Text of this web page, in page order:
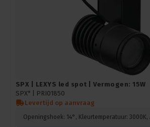
SPX | LEXYS led spot | Vermogen: 15W
SPX* |
PRI01850
Levertijd op aanvraag